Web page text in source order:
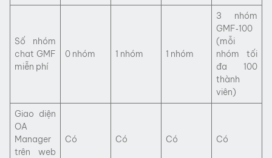
Số nhóm
chat GMF
miễn phí
0 nhóm 1 nhóm 1 nhóm
3 nhóm
GMF‑100
(mỗi
nhóm tối
đa 100
thành
viên)
Giao diện
OA
Manager
trên web
Có Có Có Có